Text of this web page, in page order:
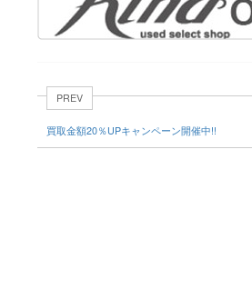
PREV
買取金額20％UPキャンペーン開催中!!